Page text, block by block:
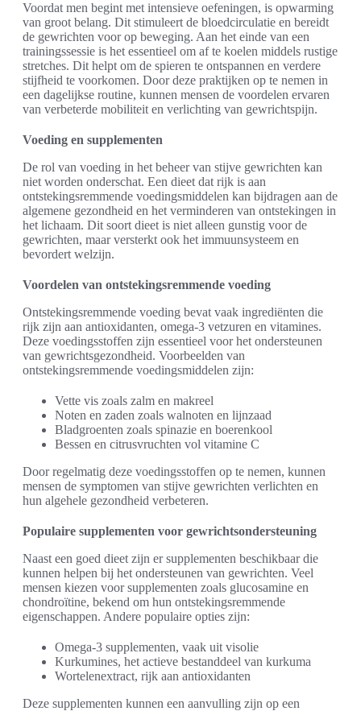
Voordat men begint met intensieve oefeningen, is opwarming
van groot belang. Dit stimuleert de bloedcirculatie en bereidt
de gewrichten voor op beweging. Aan het einde van een
trainingssessie is het essentieel om af te koelen middels rustige
stretches. Dit helpt om de spieren te ontspannen en verdere
stijfheid te voorkomen. Door deze praktijken op te nemen in
een dagelijkse routine, kunnen mensen de voordelen ervaren
van verbeterde mobiliteit en verlichting van gewrichtspijn.
Voeding en supplementen
De rol van voeding in het beheer van stijve gewrichten kan
niet worden onderschat. Een dieet dat rijk is aan
ontstekingsremmende voedingsmiddelen kan bijdragen aan de
algemene gezondheid en het verminderen van ontstekingen in
het lichaam. Dit soort dieet is niet alleen gunstig voor de
gewrichten, maar versterkt ook het immuunsysteem en
bevordert welzijn.
Voordelen van ontstekingsremmende voeding
Ontstekingsremmende voeding bevat vaak ingrediënten die
rijk zijn aan antioxidanten, omega-3 vetzuren en vitamines.
Deze voedingsstoffen zijn essentieel voor het ondersteunen
van gewrichtsgezondheid. Voorbeelden van
ontstekingsremmende voedingsmiddelen zijn:
Vette vis zoals zalm en makreel
Noten en zaden zoals walnoten en lijnzaad
Bladgroenten zoals spinazie en boerenkool
Bessen en citrusvruchten vol vitamine C
Door regelmatig deze voedingsstoffen op te nemen, kunnen
mensen de symptomen van stijve gewrichten verlichten en
hun algehele gezondheid verbeteren.
Populaire supplementen voor gewrichtsondersteuning
Naast een goed dieet zijn er supplementen beschikbaar die
kunnen helpen bij het ondersteunen van gewrichten. Veel
mensen kiezen voor supplementen zoals glucosamine en
chondroïtine, bekend om hun ontstekingsremmende
eigenschappen. Andere populaire opties zijn:
Omega-3 supplementen, vaak uit visolie
Kurkumines, het actieve bestanddeel van kurkuma
Wortelenextract, rijk aan antioxidanten
Deze supplementen kunnen een aanvulling zijn op een